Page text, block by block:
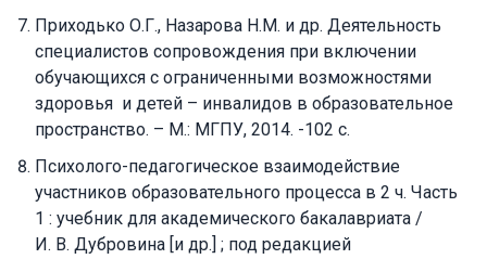
Приходько О.Г., Назарова Н.М. и др. Деятельность
специалистов сопровождения при включении
обучающихся с ограниченными возможностями
здоровья и детей – инвалидов в образовательное
пространство. – М.: МГПУ, 2014. -102 с.
Психолого-педагогическое взаимодействие
участников образовательного процесса в 2 ч. Часть
1 : учебник для академического бакалавриата /
И. В. Дубровина [и др.] ; под редакцией